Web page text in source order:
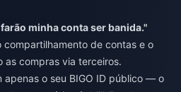
minha conta ser banida."
compartilhamento de contas e o
as compras via terceiros.
apenas o seu BIGO ID público — o